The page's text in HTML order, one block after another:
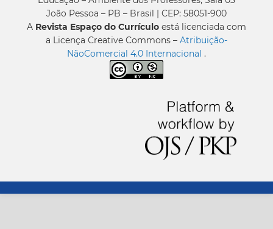
João Pessoa – PB – Brasil | CEP: 58051-900
A Revista Espaço do Currículo está licenciada com
a Licença Creative Commons – Atribuição-
NãoComercial 4.0 Internacional .